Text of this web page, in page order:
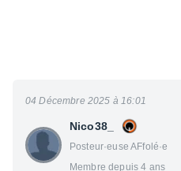
Nico38_
Posteur·euse AFfolé·e
Membre depuis 4 ans
04 Décembre 2025 à 16:01